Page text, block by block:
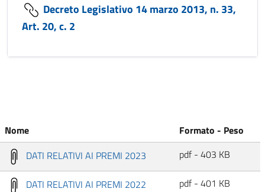
Decreto Legislativo 14 marzo 2013, n. 33,
Art. 20, c. 2
Nome
Formato - Peso
DATI RELATIVI AI PREMI 2023
pdf - 403 KB
DATI RELATIVI AI PREMI 2022 pdf - 401 KB